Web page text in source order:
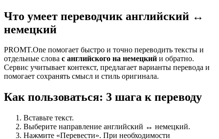
Что умеет переводчик английский ↔
немецкий
PROMT.One помогает быстро и точно переводить тексты и
отдельные слова с английского на немецкий и обратно.
Сервис учитывает контекст, предлагает варианты перевода и
помогает сохранять смысл и стиль оригинала.
Как пользоваться: 3 шага к переводу
Вставьте текст.
Выберите направление английский ↔ немецкий.
Нажмите «Перевести». При необходимости